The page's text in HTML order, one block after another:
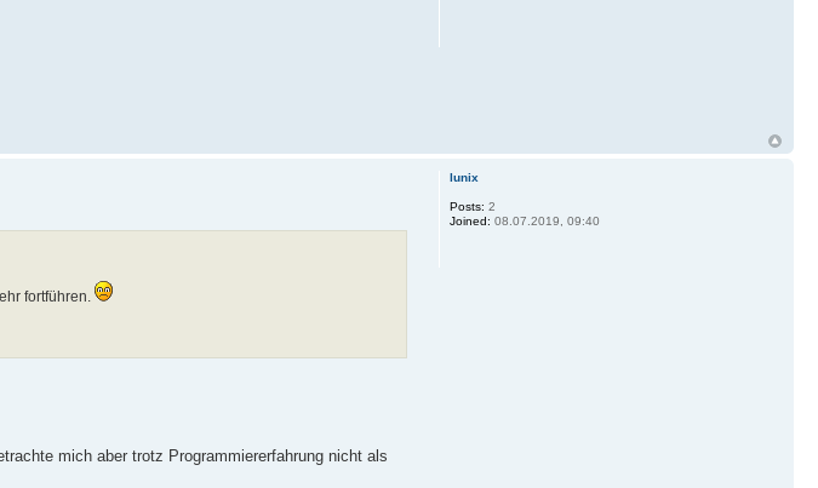
fortführen.
mich aber trotz Programmiererfahrung nicht als
lunix
Posts: 2
Joined: 08.07.2019, 09:40